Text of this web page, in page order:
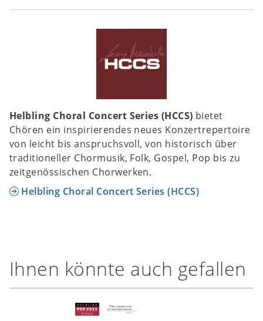
Helbling Choral Concert Series (HCCS) bietet
Chören ein inspirierendes neues Konzertrepertoire
von leicht bis anspruchsvoll, von historisch über
traditioneller Chormusik, Folk, Gospel, Pop bis zu
zeitgenössischen Chorwerken.
Helbling Choral Concert Series (HCCS)
Ihnen könnte auch gefallen